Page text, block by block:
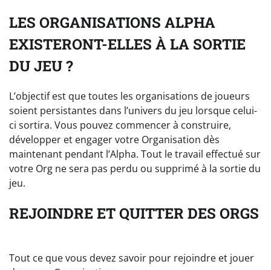
LES ORGANISATIONS ALPHA
EXISTERONT-ELLES À LA SORTIE
DU JEU ?
L’objectif est que toutes les organisations de joueurs
soient persistantes dans l’univers du jeu lorsque celui-
ci sortira. Vous pouvez commencer à construire,
développer et engager votre Organisation dès
maintenant pendant l’Alpha. Tout le travail effectué sur
votre Org ne sera pas perdu ou supprimé à la sortie du
jeu.
REJOINDRE ET QUITTER DES ORGS
Tout ce que vous devez savoir pour rejoindre et jouer